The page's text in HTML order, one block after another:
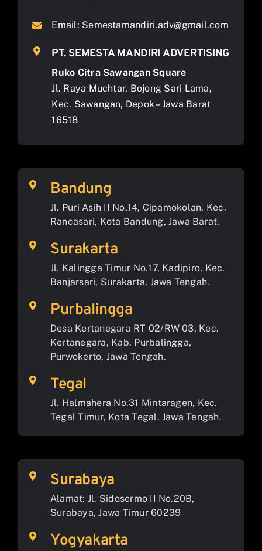
Email: Semestamandiri.adv@gmail.com
PT. SEMESTA MANDIRI ADVERTISING
Ruko Citra Sawangan Square
Jl. Raya Muchtar, Bojong Sari Lama,
Kec. Sawangan, Depok – Jawa Barat
16518
Bandung
Jl. Puri Asih II No.14, Cipamokolan, Kec.
Rancasari, Kota Bandung, Jawa Barat.
Surakarta
Jl. Kalingga Timur No.17, Kadipiro, Kec.
Banjarsari, Surakarta, Jawa Tengah.
Purbalingga
Desa Kertanegara RT 02/RW 03, Kec.
Kertanegara, Kab. Purbalingga,
Purwokerto, Jawa Tengah.
Tegal
Jl. Halmahera No.31 Mintaragen, Kec.
Tegal Timur, Kota Tegal, Jawa Tengah.
Surabaya
Alamat: Jl. Sidosermo II No.20B,
Surabaya, Jawa Timur 60239
Yogyakarta